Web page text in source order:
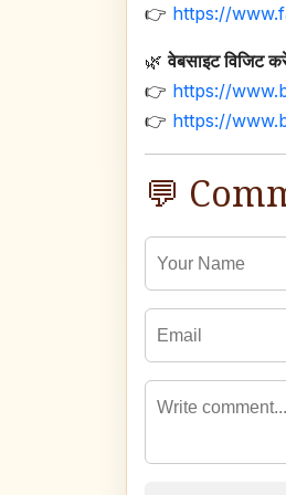
👉 https://
🌿वेबसाइट विजिट
👉 https://
👉 https://
💬